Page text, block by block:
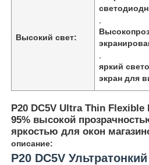
Домой
Высокий свет:
яркий
экран для
P20 DC5V Ultra Thin Flexible
95% высокой
яркостью для окон
описание:
P20 DC5V